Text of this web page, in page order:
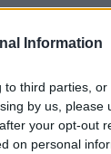
Information
third parties,
by us, please
your opt-out
on personal